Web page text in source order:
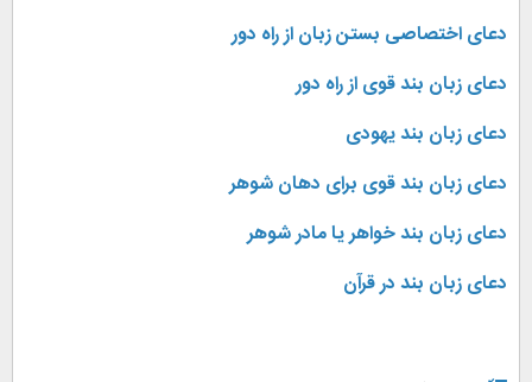
دعای اختصاصی بستن زبان از راه دور
دعای زبان بند قوی از راه دور
دعای زبان بند یهودی
دعای زبان بند قوی برای دهان شوهر
دعای زبان بند خواهر یا مادر شوهر
دعای زبان بند در قرآن